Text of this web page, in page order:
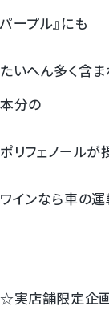
幸水梨ロイヤル
シャインマスカ
クイーンルージュ
神紅ぶどう
ナガノパープル
宮崎産パパイヤ
パープル』にも
たいへん多く含
本分の
ポリフェノールが
ワインなら車の運
☆実店舗限定企